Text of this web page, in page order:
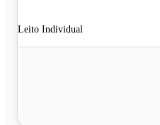
Leito Individual